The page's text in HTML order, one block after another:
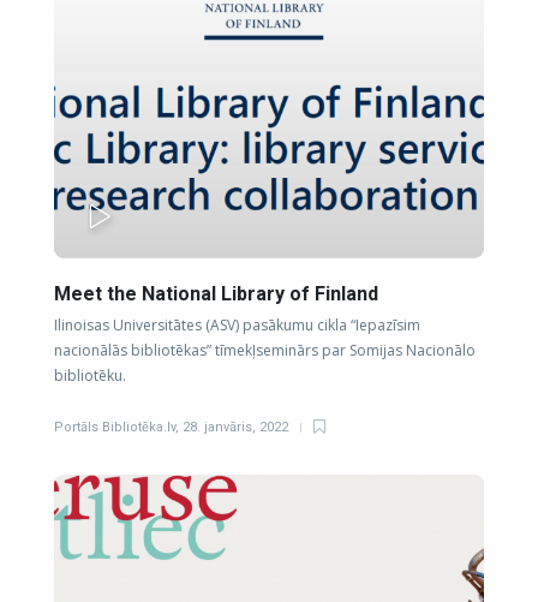
Meet the National Library of Finland
Ilinoisas Universitātes (ASV) pasākumu cikla “Iepazīsim
nacionālās bibliotēkas” tīmekļseminārs par Somijas Nacionālo
bibliotēku.
Portāls Bibliotēka.lv, 28. janvāris, 2022